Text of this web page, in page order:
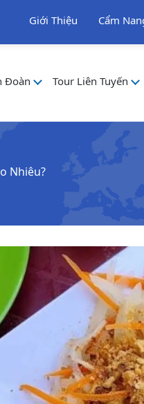
Giới Thiệu Cẩm
Đoàn Tour Liên Tuyến
Nhiêu?